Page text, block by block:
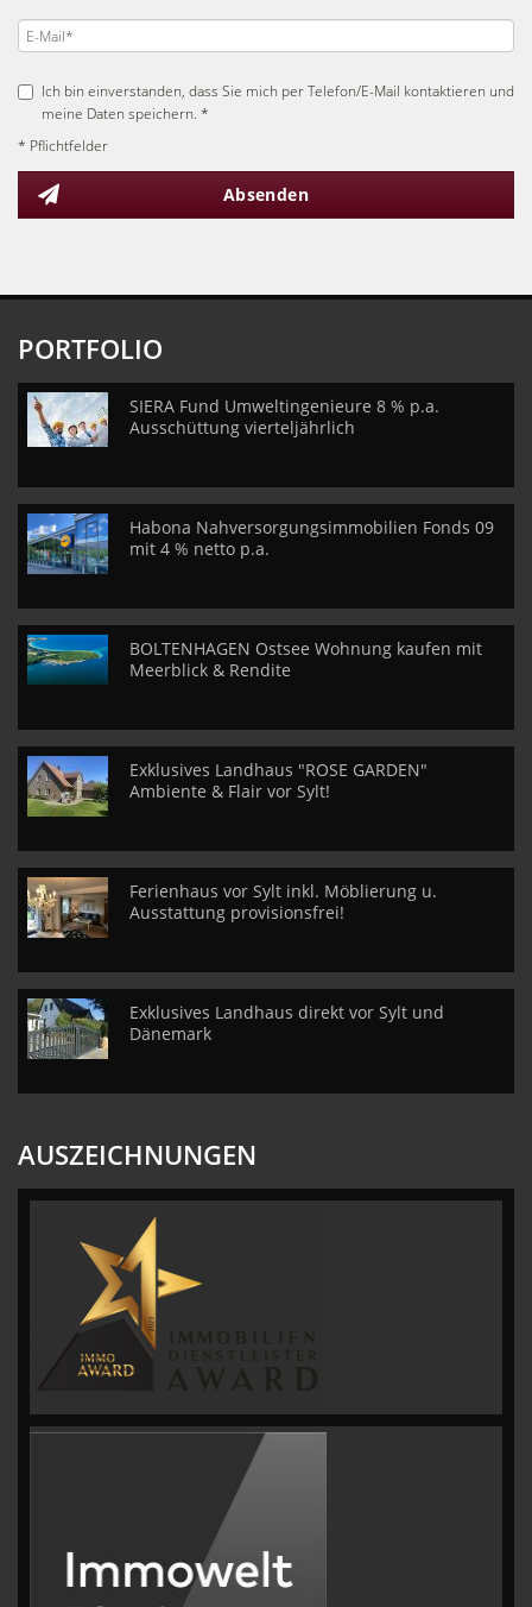
Ich bin einverstanden, dass Sie mich per Telefon/E-Mail kontaktieren und
meine Daten speichern. *
* Pflichtfelder
Absenden
PORTFOLIO
SIERA Fund Umweltingenieure 8 % p.a.
Ausschüttung vierteljährlich
Habona Nahversorgungsimmobilien Fonds 09
mit 4 % netto p.a.
BOLTENHAGEN Ostsee Wohnung kaufen mit
Meerblick & Rendite
Exklusives Landhaus "ROSE GARDEN"
Ambiente & Flair vor Sylt!
Ferienhaus vor Sylt inkl. Möblierung u.
Ausstattung provisionsfrei!
Exklusives Landhaus direkt vor Sylt und
Dänemark
AUSZEICHNUNGEN